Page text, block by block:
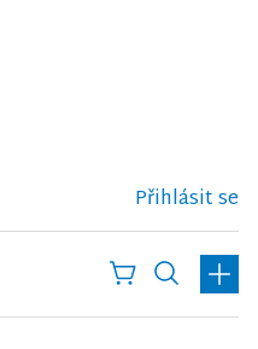
Přihlásit se